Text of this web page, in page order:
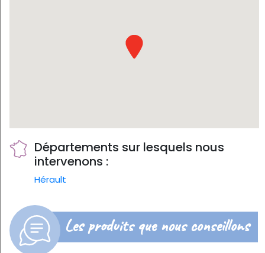
Départements sur lesquels nous
intervenons :
Hérault
Les produits que nous conseillons